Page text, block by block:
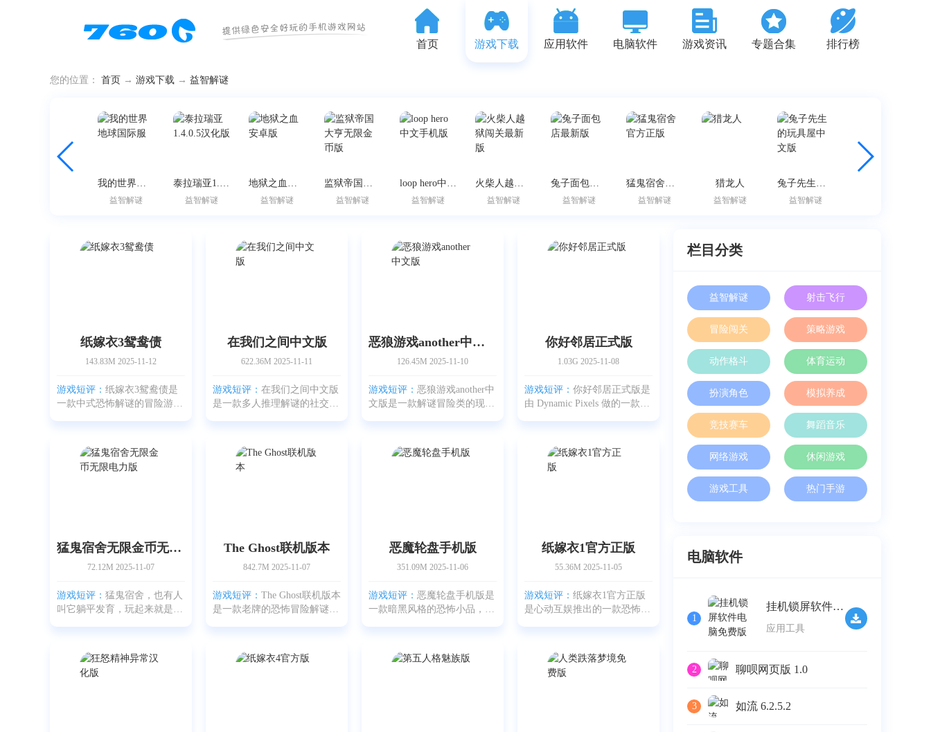
首页 游戏下载 应用软件 电脑软件 游戏资讯 专题合集 排行榜
您的位置： 首页 → 游戏下载 → 益智解谜
我的世界地球国际服
益智解谜
泰拉瑞亚1.4.0.5汉化版
益智解谜
地狱之血安卓版
益智解谜
监狱帝国大亨无限金币版
益智解谜
loop hero中文手机版
益智解谜
火柴人越狱闯关最新版
益智解谜
兔子面包店最新版
益智解谜
猛鬼宿舍官方正版
益智解谜
猎龙人
益智解谜
兔子先生的玩具屋中文版
益智解谜
纸嫁衣3鸳鸯债
143.83M 2025-11-12
游戏短评： 纸嫁衣3鸳鸯债是
一款中式恐怖解谜的冒险游
年探客，会在古宅、店铺和街
巷里翻找线索、拼凑碎片和触
发剧情。玩法包含场景探
在我们之间中文版
622.36M 2025-11-11
游戏短评： 在我们之间中文版
是一款多人推理解谜的社交联
或干掉对手，靠观察线索、说
话带节奏赢得投票。游戏支持
创建房间、密码邀请
恶狼游戏another中文版
126.45M 2025-11-10
游戏短评： 恶狼游戏another中
文版是一款解谜冒险类的现代
一栋封闭老屋里，通过翻箱倒
柜、对话取证和法庭质证来揭
你好邻居正式版
1.03G 2025-11-08
游戏短评： 你好邻居正式版是
由 Dynamic Pixels 做的一款很
心爆棚的人，突然看到邻居行
踪怪怪的，还把仓库钉得紧紧
的，是不是会忍不住想
猛鬼宿舍无限金币无限电力版
72.12M 2025-11-07
游戏短评： 猛鬼宿舍，也有人
叫它躺平发育，玩起来就是宿
人，要尽量躲开那些猎梦者的
追击，找个房间把门关好，躺
床上“发育”——也就是在梦里
The Ghost联机版本
842.7M 2025-11-07
游戏短评： The Ghost联机版本
是一款老牌的恐怖冒险解谜游
面里四周一片黑，只有手电筒
那圈微光在晃，气氛压得人有
恶魔轮盘手机版
351.09M 2025-11-06
游戏短评： 恶魔轮盘手机版是
一款暗黑风格的恐怖小品，背
来场一对一的赌命射击，玩法
借鉴了经典的轮盘赌，那种紧
纸嫁衣1官方正版
55.36M 2025-11-05
游戏短评： 纸嫁衣1官方正版
是心动互娱推出的一款恐怖冒
民俗传说挂了出来，婚丧嫁娶
这些老梗都搬到了游戏里。场
景氛围刻画得挺细致
栏目分类
益智解谜 射击飞行
冒险闯关 策略游戏
动作格斗 体育运动
扮演角色 模拟养成
竞技赛车 舞蹈音乐
网络游戏 休闲游戏
游戏工具 热门手游
电脑软件
1
挂机锁屏软件电脑免费版 v2.32
应用工具
2 聊呗网页版 1.0
3 如流 6.2.5.2